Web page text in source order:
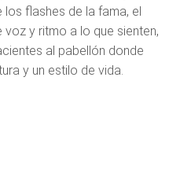
los flashes de la fama, el
y ritmo a lo que sienten,
al pabellón donde
y un estilo de vida.